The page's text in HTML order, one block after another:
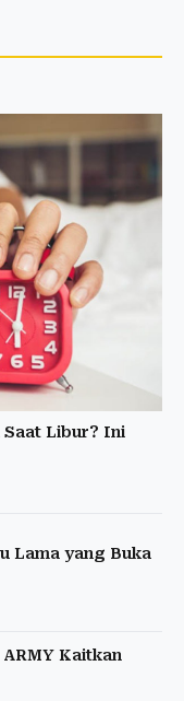
Saat Libur? Ini
Lama yang Buka
Kaitkan